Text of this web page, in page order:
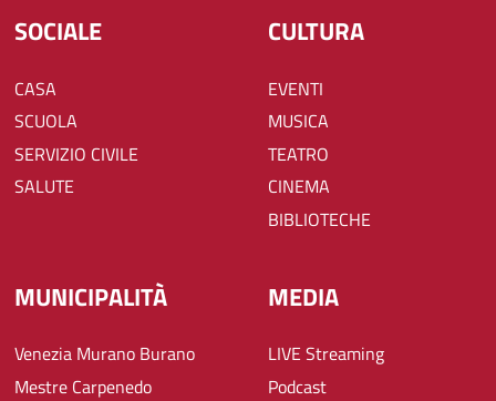
SOCIALE
CASA
SCUOLA
SERVIZIO CIVILE
SALUTE
CULTURA
EVENTI
MUSICA
TEATRO
CINEMA
BIBLIOTECHE
MUNICIPALITÀ
Venezia Murano Burano
Mestre Carpenedo
MEDIA
LIVE Streaming
Podcast